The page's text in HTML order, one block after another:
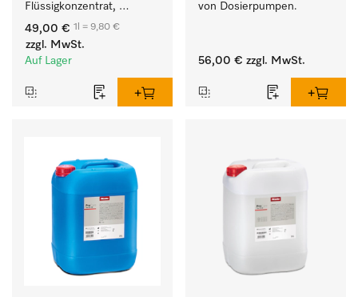
Flüssigkonzentrat,
mildalkalisch, 5 l zur
Reinigung von
Buntwäsche und
49,00 € 1l = 9,80 €
zzgl. MwSt.
Auf Lager
von Dosierpumpen.
56,00 € zzgl. MwSt.